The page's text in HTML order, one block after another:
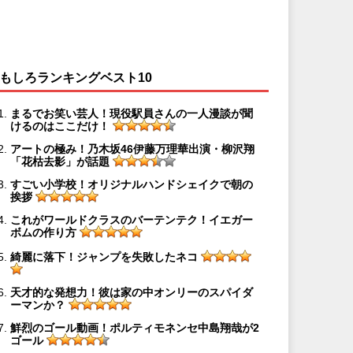
しろランキングベスト10
まるでお笑い芸人！現役駅員さんの一人漫談が聞
けるのはここだけ！
アートの極み！乃木坂46伊藤万理華出演・柳沢翔
「花枯去影」が話題
すごい小学校！オリジナルハンドシェイクで朝の
挨拶
これがワールドクラスのバーテンテク！イエガー
ボムの作り方
綺麗に落下！ジャンプを失敗したネコ
天才的な発想力！彼は家の中オンリーのスパイダ
ーマンか？
鮮烈のゴール動画！ポルティモネンセ中島翔哉が2
ゴール